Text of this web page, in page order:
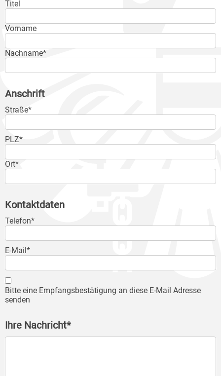
Titel
Vorname
Nachname*
Anschrift
Straße*
PLZ*
Ort*
Kontaktdaten
Telefon*
E-Mail*
Bitte eine Empfangsbestätigung an diese E-Mail Adresse
senden
Ihre Nachricht*